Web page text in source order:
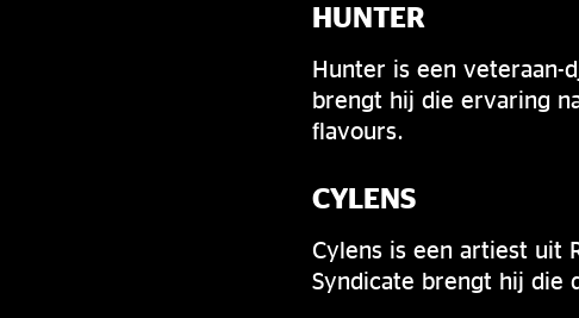
HUNTER
Hunter is een veteraan-
brengt hij die ervaring
flavours.
CYLENS
Cylens is een artiest uit
Syndicate brengt hij die